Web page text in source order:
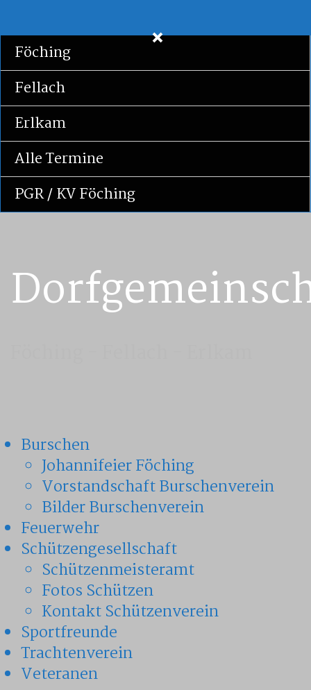
Föching
Fellach
Erlkam
Alle Termine
PGR / KV Föching
Burschen
Johannifeier Föching
Vorstandschaft Burschenverein
Bilder Burschenverein
Feuerwehr
Schützengesellschaft
Schützenmeisteramt
Fotos Schützen
Kontakt Schützenverein
Sportfreunde
Trachtenverein
Veteranen